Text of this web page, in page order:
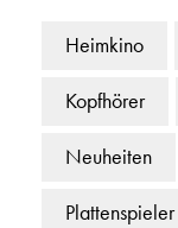
Heimkino
Kopfhörer
Neuheiten
Plattenspieler